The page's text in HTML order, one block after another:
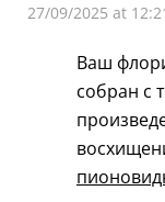
27/09/2025 at
Ваш
собран с